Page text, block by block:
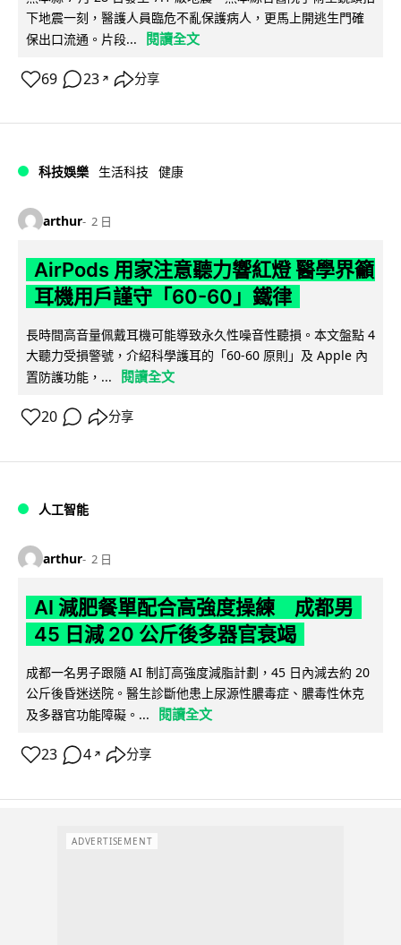
下地震一刻，醫護人員臨危不亂保護病人，更馬上開逃生門確
保出口流通。片段...
閱讀全文
69 23 ↗ 分享
科技娛樂 生活科技 健康
arthur 2 日
AirPods 用家注意聽力響紅燈 醫學界籲
耳機用戶謹守「60-60」鐵律
長時間高音量佩戴耳機可能導致永久性噪音性聽損。本文盤點 4
大聽力受損警號，介紹科學護耳的「60-60 原則」及 Apple 內
置防護功能，...
閱讀全文
20 分享
人工智能
arthur 2 日
AI 減肥餐單配合高強度操練 成都男
45 日減 20 公斤後多器官衰竭
成都一名男子跟隨 AI 制訂高強度減脂計劃，45 日內減去約 20
公斤後昏迷送院。醫生診斷他患上尿源性膿毒症、膿毒性休克
及多器官功能障礙。...
閱讀全文
23 4 ↗ 分享
ADVERTISEMENT